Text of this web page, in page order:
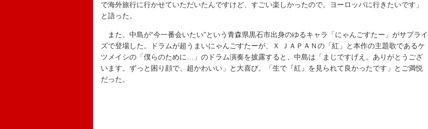
で海外旅行に行かせていただいたんですけど、すごい楽しかったので。ヨーロッパに行きたいです」
と語った。
また、中島が“今一番会いたい”という青森県黒石市出身のゆるキャラ「にゃんごすたー」がサプライ
ズで登場した。ドラムが超うまいにゃんごすたーが、Ｘ ＪＡＰＡＮの「紅」と本作の主題歌であるケ
ツメイシの「僕らのために…」のドラム演奏を披露すると、中島は「まじですげえ。ありがとうござ
います。ずっと困り顔で、超かわいい」と大喜び。「生で『紅』を見られて良かったです」とご満悦
だった。